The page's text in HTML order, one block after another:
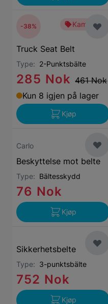
Kampanje
Truck Seat Belt
Type: 2-Punktsbälte
285 Nok 461 Nok
-38%
Kun 8 igjen på lager
Kjøp
Carlo
Beskyttelse mot belte
Type: Bältesskydd
76 Nok
Kjøp
Sikkerhetsbelte
Type: 3-punktsbälte
752 Nok
Kjøp